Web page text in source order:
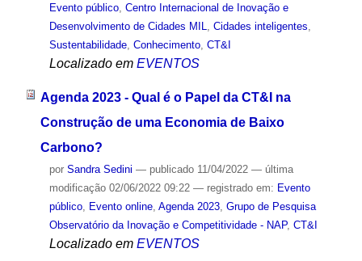
Evento público, Centro Internacional de Inovação e
Desenvolvimento de Cidades MIL
Cidades inteligentes
Sustentabilidade, Conhecimento, CT&I
Localizado em EVENTOS
Agenda 2023 - Qual é o Papel da CT&I na
Construção de uma Economia de Baixo
Carbono?
por Sandra Sedini — publicado11/04/2022 — última
modificação02/06/2022 09:22 — registrado em: Evento
público, Evento online, Agenda 2023, Grupo de Pesquisa
Observatório da Inovação e Competitividade - NAP, CT&I
Localizado em EVENTOS